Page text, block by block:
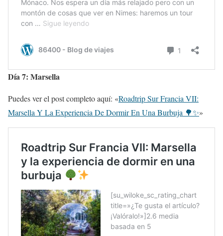
Día 7: Marsella
Puedes ver el post completo aquí: «Roadtrip Sur Francia VII:
Marsella Y La Experiencia De Dormir En Una Burbuja 🌳✨»